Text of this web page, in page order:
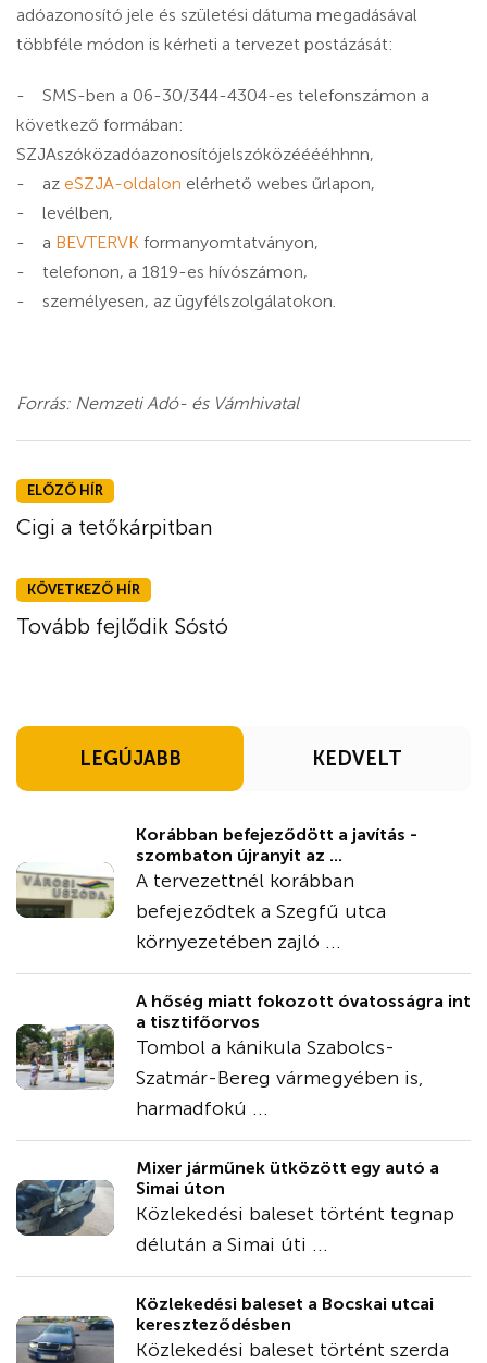
adóazonosító jele és születési dátuma megadásával
többféle módon is kérheti a tervezet postázását:
- SMS-ben a 06-30/344-4304-es telefonszámon a
következő formában:
SZJAszóközadóazonosítójelszóközééééhhnn,
- az eSZJA-oldalon elérhető webes űrlapon,
- levélben,
- a BEVTERVK formanyomtatványon,
- telefonon, a 1819-es hívószámon,
- személyesen, az ügyfélszolgálatokon.
Forrás: Nemzeti Adó- és Vámhivatal
ELŐZŐ HÍR
Cigi a tetőkárpitban
KÖVETKEZŐ HÍR
Tovább fejlődik Sóstó
LEGÚJABB KEDVELT
Korábban befejeződött a javítás -
szombaton újranyit az ...
A tervezettnél korábban
befejeződtek a Szegfű utca
környezetében zajló ...
A hőség miatt fokozott óvatosságra int
a tisztifőorvos
Tombol a kánikula Szabolcs-
Szatmár-Bereg vármegyében is,
harmadfokú ...
Mixer járműnek ütközött egy autó a
Simai úton
Közlekedési baleset történt tegnap
délután a Simai úti ...
Közlekedési baleset a Bocskai utcai
kereszteződésben
Közlekedési baleset történt szerda